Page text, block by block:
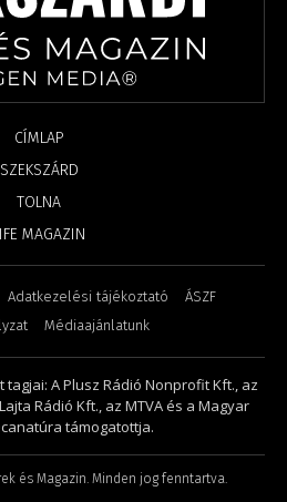
CÍMLAP
SZEKSZÁRD
TOLNA
MAGAZIN
Adatkezelési tájékoztató
ÁSZF
Médiaajánlatunk
A Plusz Rádió Nonprofit Kft., az
Rádió Kft., az MTVA és a Magyar
támogatottja.
és Magazin. Minden jog fenntartva.